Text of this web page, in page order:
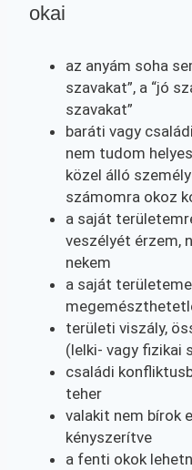
okai
az anyám soha
szavakat”, a “jó
szavakat”
baráti vagy
nem tudom
közel álló
számomra okoz
a saját
veszélyét érzem,
nekem
a saját
területi viszály,
(lelki- vagy fizikai
családi
teher
valakit nem bírok
kényszerítve
a fenti okok